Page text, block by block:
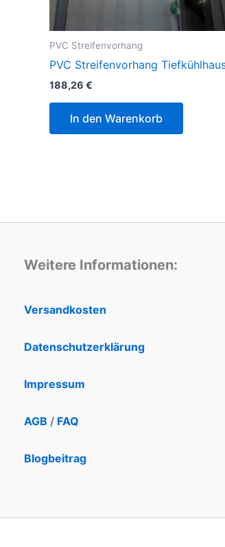
PVC Streifenvorhang
PVC Streifenvorhang
188,26 €
In den Warenkorb
Weitere Informationen:
Versandkosten
Datenschutzerklärung
Impressum
AGB / FAQ
Blogbeitrag